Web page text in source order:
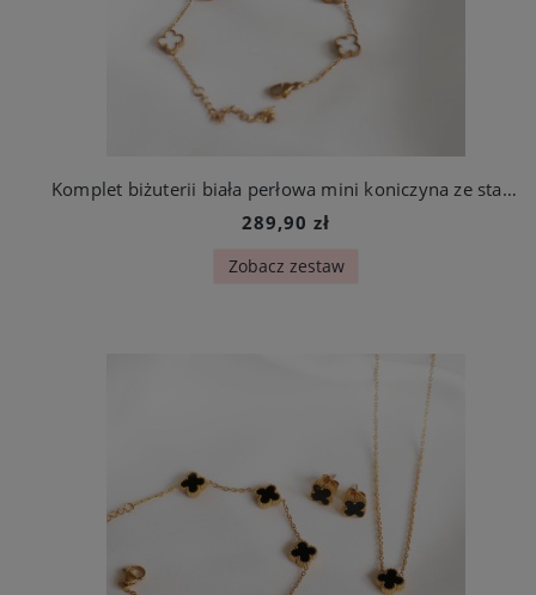
Komplet biżuterii biała perłowa mini koniczyna ze stali szlachetnej
289,90 zł
Zobacz zestaw